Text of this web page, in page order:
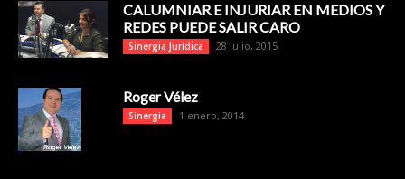
CALUMNIAR E INJURIAR EN MEDIOS Y
REDES PUEDE SALIR CARO
Sinergia Jurídica 28 julio, 2015
Roger Vélez
Sinergia 1 enero, 2014